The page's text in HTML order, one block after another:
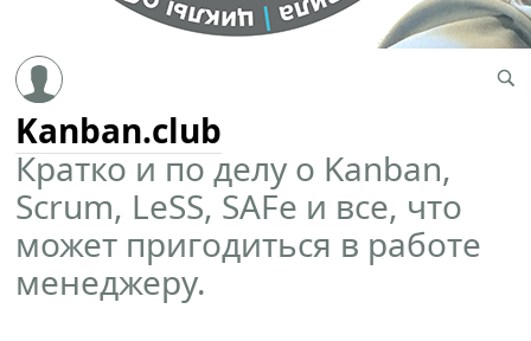
Kanban.club
Кратко и по делу о Kanban,
Scrum, LeSS, SAFe и все, что
может пригодиться в работе
менеджеру.